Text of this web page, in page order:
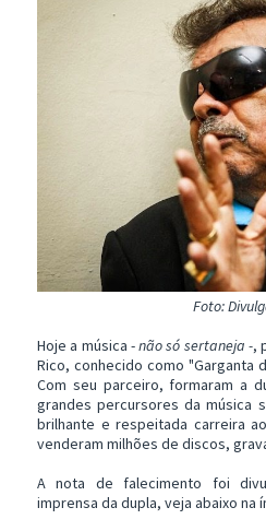
Foto:
Hoje a música -não só sertaneja -,
Rico, conhecido como "Garganta
Com seu parceiro, formaram a
grandes percursores da música
brilhante e respeitada carreira
venderam milhões de discos,
A nota de falecimento foi
imprensa da dupla, veja abaixo na